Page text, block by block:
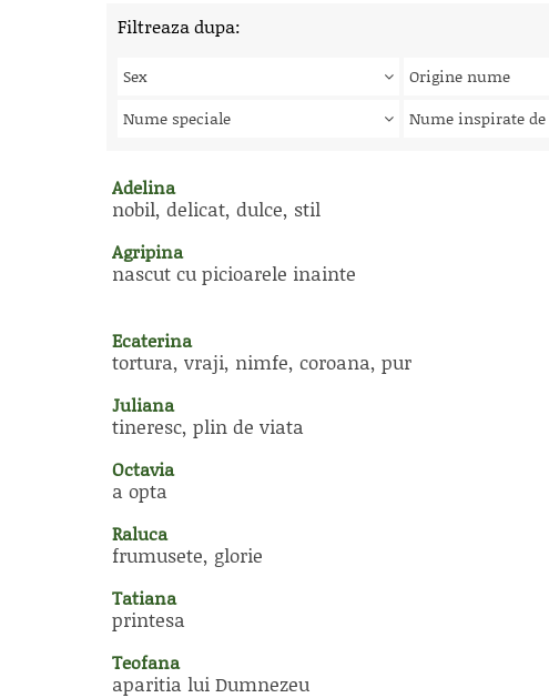
Filtreaza dupa:
Sex Origine nume
Nume speciale
Nume inspirate de
Adelina
nobil, delicat, dulce, stil
Agripina
nascut cu picioarele inainte
Ecaterina
tortura, vraji, nimfe, coroana, pur
Juliana
tineresc, plin de viata
Octavia
a opta
Raluca
frumusete, glorie
Tatiana
printesa
Teofana
aparitia lui Dumnezeu